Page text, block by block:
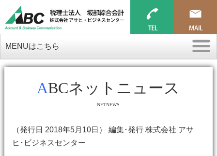
MENUはこちら
ABCネットニュース
NETNEWS
（発行日 2018年5月10日） 編集･発行 株式会社 アサ
ヒ･ビジネスセンター